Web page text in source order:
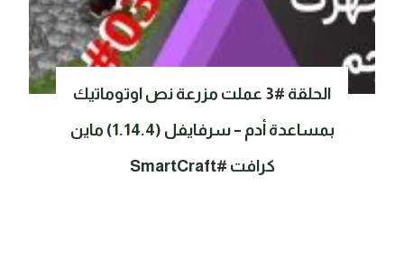
الحلقة #3 عملت مزرعة نص اوتوماتيك
بمساعدة أدم – سرفايفل (1.14.4) ماين
كرافت #SmartCraft